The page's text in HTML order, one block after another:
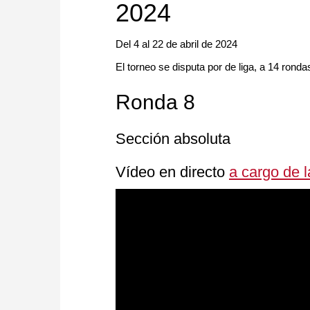
2024
Del 4 al 22 de abril de 2024
El torneo se disputa por de liga, a 14
Ronda 8
Sección absoluta
Vídeo en directo a cargo de